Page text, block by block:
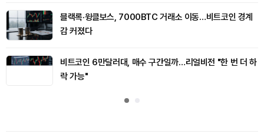
블랙록·윙클보스, 7000BTC 거래소 이동…비트코인 경계
감 커졌다
비트코인 6만달러대, 매수 구간일까…리얼비전 "한 번 더 하
락 가능"